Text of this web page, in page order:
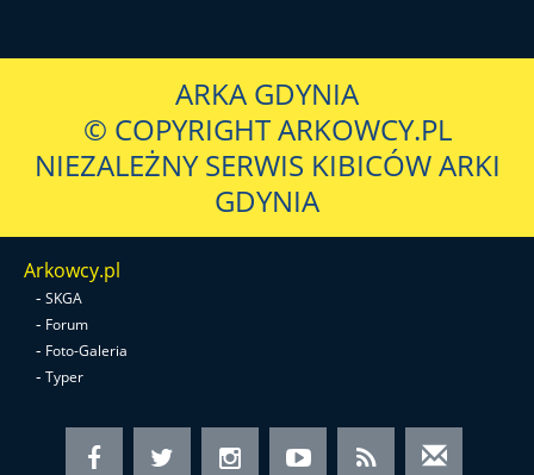
ARKA GDYNIA
© COPYRIGHT ARKOWCY.PL
NIEZALEŻNY SERWIS KIBICÓW ARKI
GDYNIA
Arkowcy.pl
- SKGA
- Forum
- Foto-Galeria
- Typer